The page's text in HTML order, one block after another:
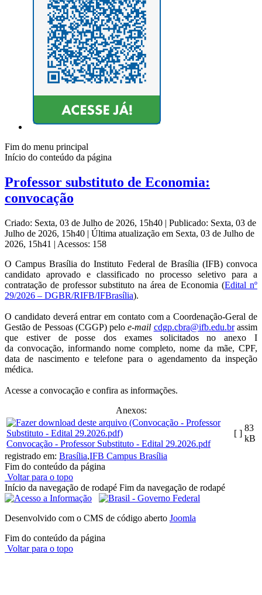
Fim do menu principal
Início do conteúdo da página
Professor substituto de Economia:
convocação
Criado: Sexta, 03 de Julho de 2026, 15h40 | Publicado: Sexta, 03 de
Julho de 2026, 15h40 | Última atualização em Sexta, 03 de Julho de
2026, 15h41 | Acessos: 158
O Campus Brasília do Instituto Federal de Brasília (IFB) convoca
candidato aprovado e classificado no processo seletivo para a
contratação de professor substituto na área deEconomia (Edital nº
29/2026 – DGBR/RIFB/IFBrasília).
O candidato deverá entrar em contato com a Coordenação-Geral de
Gestão de Pessoas (CGGP) peloe-mail cdgp.cbra@ifb.edu.brassim
que estiver de posse dos exames solicitados no anexo I
da convocação, informando nome completo, nome da mãe, CPF,
data de nascimento e telefone para o agendamento da inspeção
médica.
Acesse a convocação e confira as informações.
Anexos:
Convocação - Professor Substituto - Edital 29.2026.pdf
[ ]
83
kB
registrado em: Brasília,IFB Campus Brasília
Fim do conteúdo da página
Voltar para o topo
Início da navegação de rodapé Fim da navegação de rodapé
Desenvolvido com o CMS de código aberto Joomla
Fim do conteúdo da página
Voltar para o topo